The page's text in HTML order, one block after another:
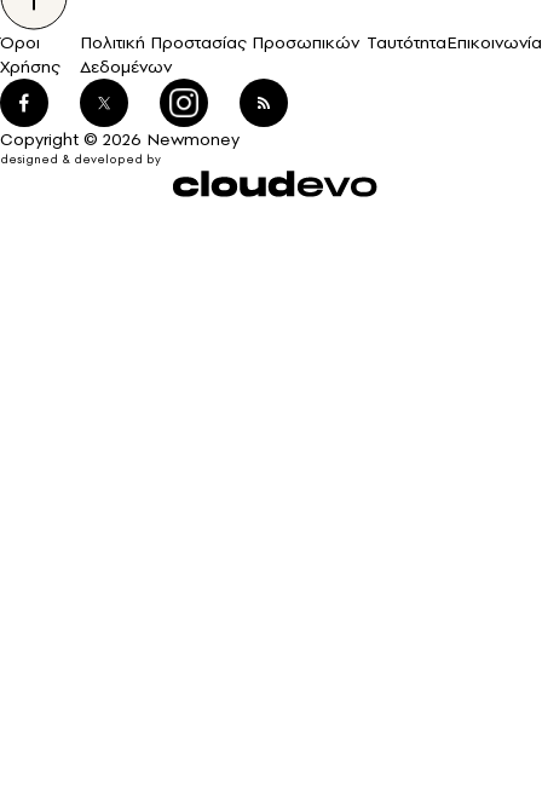
Όροι
Χρήσης
Πολιτική Προστασίας Προσωπικών
Δεδομένων
ΤαυτότηταΕπικοινωνία
Copyright © 2026 Newmoney
designed & developed by